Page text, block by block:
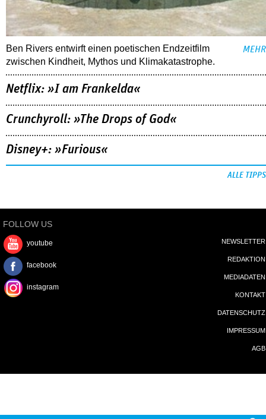
Ben Rivers entwirft einen poetischen Endzeitfilm
zwischen Kindheit, Mythos und Klimakatastrophe.
MEHR
Netflix: »I am Frankelda«
Crunchyroll: »The Drops of God«
Disney+: »Furious«
ALLE TIPPS
FOLLOW US
youtube
facebook
instagram
NEWSLETTER
REDAKTION
MEDIADATEN
KONTAKT
DATENSCHUTZ
IMPRESSUM
AGB